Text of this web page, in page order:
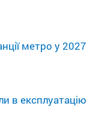
метро у 2027
в експлуатацію